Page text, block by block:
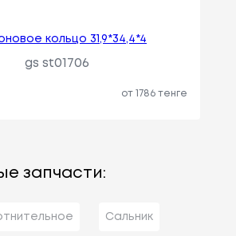
кольцо 31,9*34,4*4
gs st01706
от 1786 тенге
запчасти:
Сальник